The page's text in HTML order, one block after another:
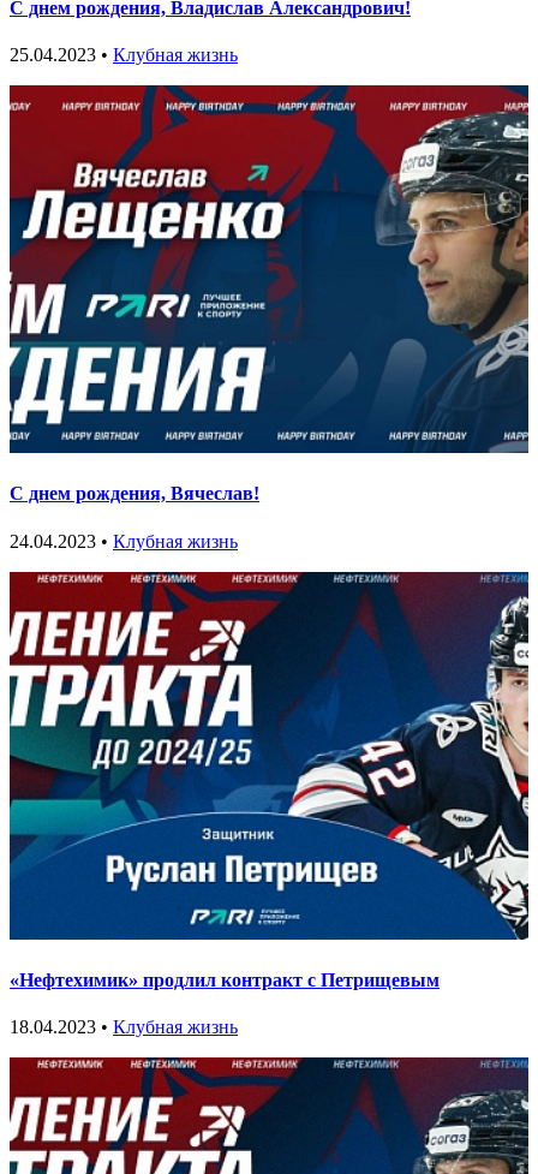
С днем рождения, Владислав Александрович!
25.04.2023 • Клубная жизнь
С днем рождения, Вячеслав!
24.04.2023 • Клубная жизнь
«Нефтехимик» продлил контракт с Петрищевым
18.04.2023 • Клубная жизнь